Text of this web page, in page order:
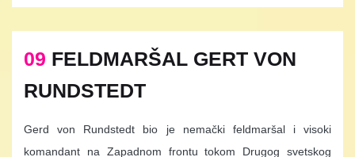
09 FELDMARŠAL GERT VON
RUNDSTEDT
Gerd von Rundstedt bio je nemački feldmaršal i visoki
komandant na Zapadnom frontu tokom Drugog svetskog